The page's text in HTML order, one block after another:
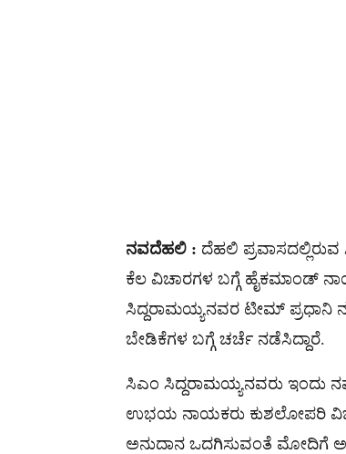
ನವದೆಹಲಿ : ದೆಹಲಿ
ಕೆಲ ವಿಚಾರಗಳ ಬಗ್ಗೆ ಹೈಕಮಾಂಡ್​
ಸಿದ್ದರಾಮಯ್ಯನವರ ಟೀಮ್ ಪ್ರಧಾನಿ
ಬೇಡಿಕೆಗಳ ಬಗ್ಗೆ ಚರ್ಚೆ ನಡೆಸಿದ್ದಾರೆ.
ಸಿಎಂ ಸಿದ್ದರಾಮಯ್ಯನವರು ಇಂದು
ಉಭಯ ನಾಯಕರು ಕುಶಲೋಪರಿ
ಅನುದಾನ ಒದಗಿಸುವಂತೆ ಮೋದಿಗೆ